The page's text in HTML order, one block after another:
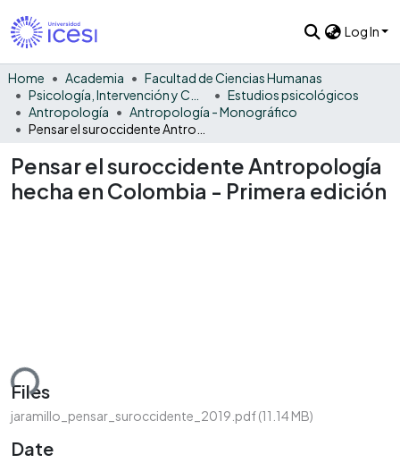
Log In
Home Academia
Facultad de Ciencias Humanas
Estudios psicológicos
Antropología
Antropología - Monográfico
Pensar el suroccidente Antropología
hecha en Colombia - Primera edición
Files
jaramillo_pensar_suroccidente_2019.pdf(11.14 MB)
Date